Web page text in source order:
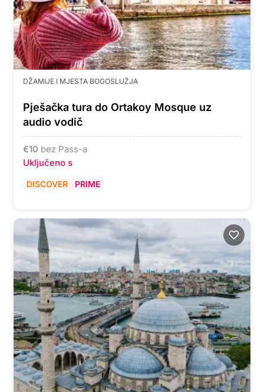
DŽAMIJE I MJESTA BOGOSLUŽJA
Pješačka tura do Ortakoy Mosque uz
audio vodič
€10 bez Pass-a
Uključeno s
DISCOVER PRIME